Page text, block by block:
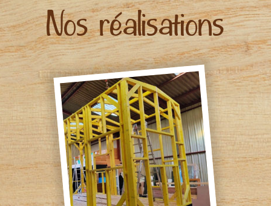
Nos réalisations